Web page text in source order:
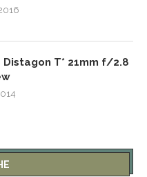
Distagon T* 21mm f/2.8